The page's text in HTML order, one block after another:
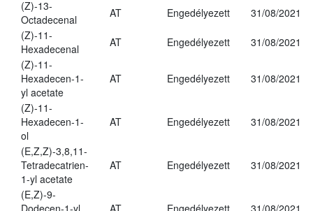
(Z)-13-
Octadecenal
AT Engedélyezett
31/08/2021
(Z)-11-
Hexadecenal
AT Engedélyezett
31/08/2021
(Z)-11-
Hexadecen-1-
yl acetate
AT Engedélyezett 31/08/2021
(Z)-11-
Hexadecen-1-
ol
AT Engedélyezett 31/08/2021
(E,Z,Z)-3,8,11-
Tetradecatrien-
1-yl acetate
AT Engedélyezett 31/08/2021
(E,Z)-9-